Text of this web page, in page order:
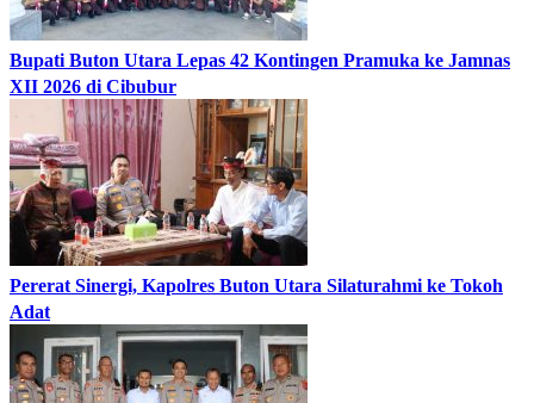
Bupati Buton Utara Lepas 42 Kontingen Pramuka ke Jamnas
XII 2026 di Cibubur
Pererat Sinergi, Kapolres Buton Utara Silaturahmi ke Tokoh
Adat